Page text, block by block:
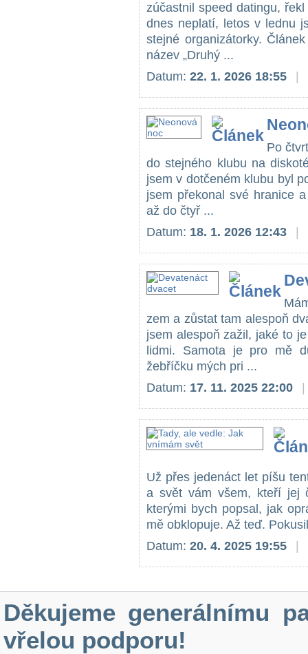
zúčastnil speed datingu,
dnes neplatí, letos v lednu
stejné organizátorky.
název „Druhý ...
Datum: 22. 1. 2026 18:55
Po
do stejného klubu na
jsem v dotčeném klubu byl
jsem překonal své hranice
až do čtyř ...
Datum: 18. 1. 2026 12:43
zem a zůstat tam alespoň
jsem alespoň zažil, jaké to
lidmi. Samota je pro mě
žebříčku mých pri ...
Datum: 17. 11. 2025 22:00
Už přes jedenáct let píšu
a svět vám všem, kteří jej
kterými bych popsal, jak
mě obklopuje. Až teď.
Datum: 20. 4. 2025 19:55
Děkujeme generálnímu
vřelou podporu!